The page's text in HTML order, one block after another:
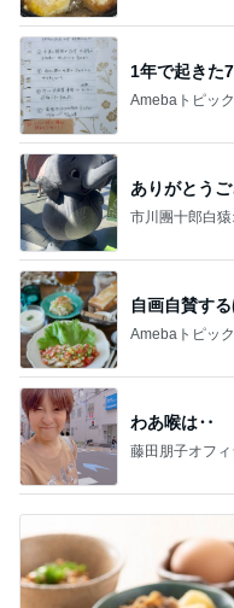
1年で起きた
Amebaトピッ
ありがとう
市川團十郎白
自画自賛す
Amebaトピッ
わあ喉は‥
藤田朋子オフィ